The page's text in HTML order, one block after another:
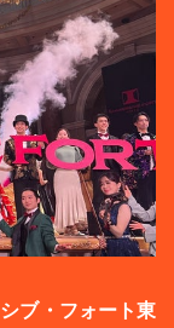
ブ・フォート東